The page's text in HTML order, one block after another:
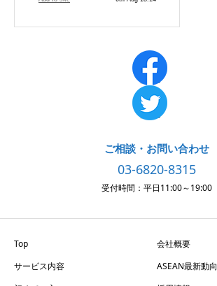
ご相談・お問い合わせ
03-6820-8315
受付時間：平日11:00～19:00
Top
会社概要
サービス内容
ASEAN最新動向